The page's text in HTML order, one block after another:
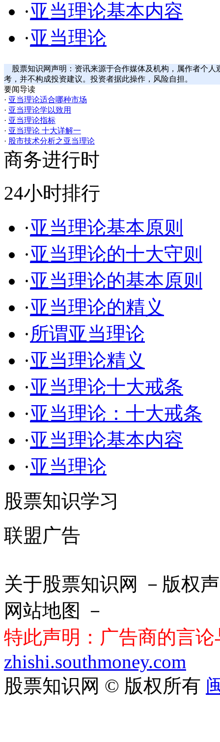
·亚当理论基本内容
·亚当理论
股票知识网声明：资讯来源于合作媒体及机构，属作者个人
考，并不构成投资建议。投资者据此操作，风险自担。
要闻导读
· 亚当理论适合哪种市场
· 亚当理论学以致用
· 亚当理论指标
· 亚当理论 十大详解一
· 股市技术分析之亚当理论
商务进行时
24小时排行
·亚当理论基本原则
·亚当理论的十大守则
·亚当理论的基本原则
·亚当理论的精义
·所谓亚当理论
·亚当理论精义
·亚当理论十大戒条
·亚当理论：十大戒条
·亚当理论基本内容
·亚当理论
股票知识学习
联盟广告
关于股票知识网 －版权
网站地图 －
特此声明：广告商的言
zhishi.southmoney.com
股票知识网 © 版权所有